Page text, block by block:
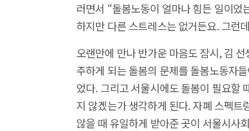
러면서 “돌봄노동이 얼마나 힘든 일이
하지만 다른 스트레스는 없거든요. 그런
오랜만에 만나 반가운 마음도 잠시, 김
주하게 되는 돌봄의 문제를 돌봄노동자
었다. 그리고 서울시에도 돌봄이 필요할
지 않겠는가 생각하게 된다. 자폐 스펙트
않을 때 유일하게 받아준 곳이 서울시사